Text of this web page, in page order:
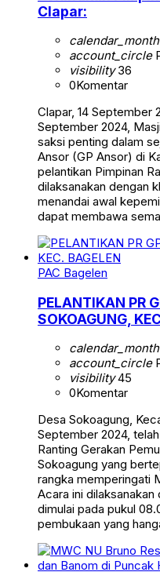
Clapar:
calendar_month
account_circle
visibility36
0Komentar
Clapar, 14 September
September 2024,
saksi penting dalam
Ansor (GP Ansor) di
pelantikan Pimpinan
dilaksanakan dengan
menandai awal
dapat membawa
PAC Bagelen
PELANTIKAN PR
SOKOAGUNG,
calendar_month
account_circle
visibility45
0Komentar
Desa Sokoagung,
September 2024,
Ranting Gerakan
Sokoagung yang
rangka memperingati
Acara ini dilaksanakan
dimulai pada pukul
pembukaan yang